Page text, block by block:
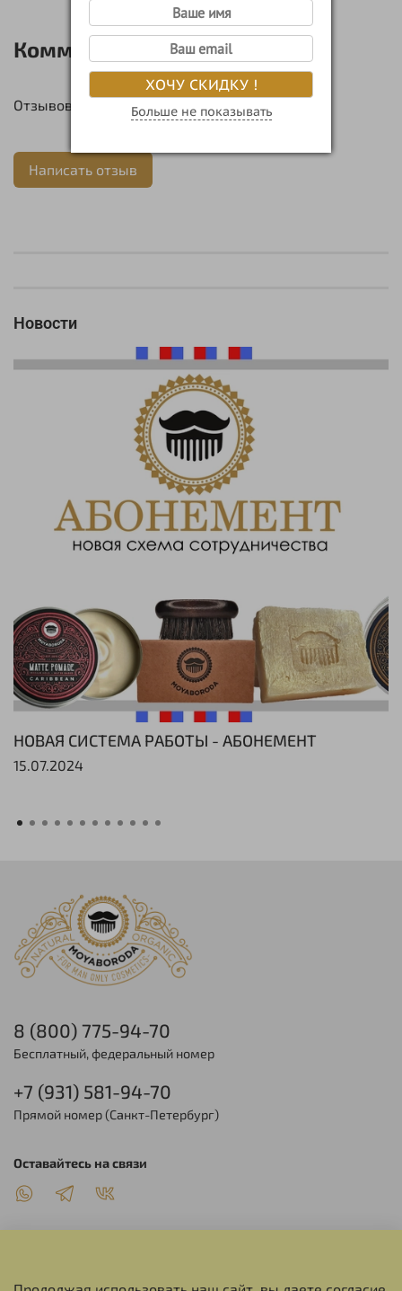
ХОЧУ СКИДКУ !
Больше не показывать
Комментарии
Отзывов еще никто не оставлял
Написать отзыв
Новости
НОВАЯ СИСТЕМА РАБОТЫ - АБОНЕМЕНТ
15.07.2024
8 (800) 775-94-70
Бесплатный, федеральный номер
+7 (931) 581-94-70
Прямой номер (Санкт-Петербург)
Оставайтесь на связи